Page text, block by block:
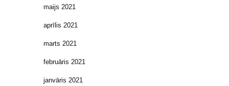
maijs 2021
aprīlis 2021
marts 2021
februāris 2021
janvāris 2021